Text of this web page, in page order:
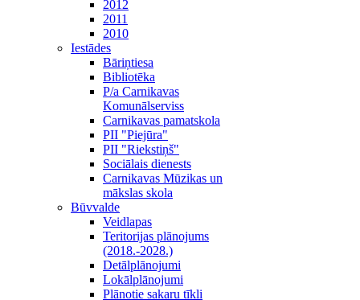
2012
2011
2010
Iestādes
Bāriņtiesa
Bibliotēka
P/a Carnikavas
Komunālserviss
Carnikavas pamatskola
PII "Piejūra"
PII "Riekstiņš"
Sociālais dienests
Carnikavas Mūzikas un
mākslas skola
Būvvalde
Veidlapas
Teritorijas plānojums
(2018.-2028.)
Detālplānojumi
Lokālplānojumi
Plānotie sakaru tīkli